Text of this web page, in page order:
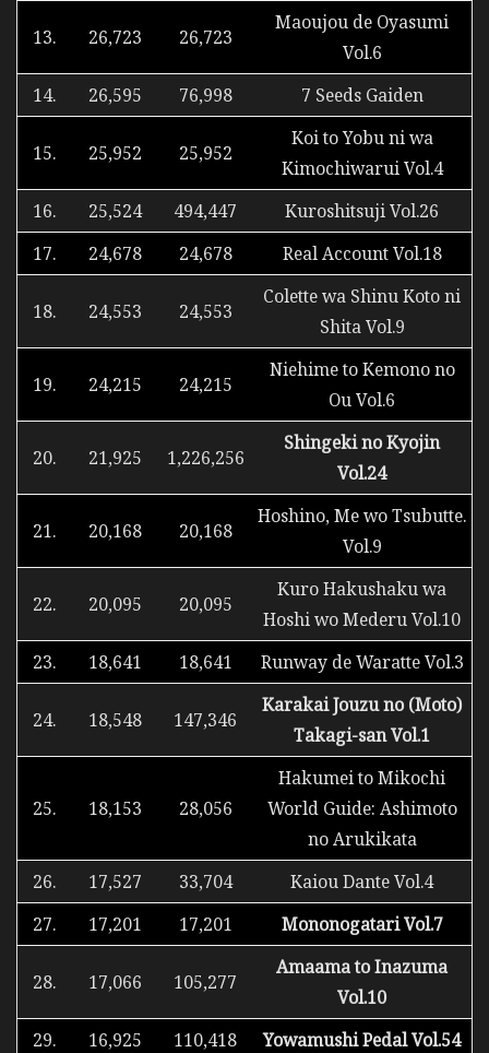
13. 26,723 26,723
Maoujou de Oyasumi
Vol.6
14.
26,595 76,998 7 Seeds Gaiden
15. 25,952 25,952
Koi to Yobu ni wa
Kimochiwarui Vol.4
16.
25,524 494,447
Kuroshitsuji Vol.26
17.
24,678 24,678 Real Account Vol.18
18. 24,553 24,553
Colette wa Shinu Koto ni
Shita Vol.9
19. 24,215 24,215
Niehime to Kemono no
Ou Vol.6
20. 21,925 1,226,256
Shingeki no Kyojin
Vol.24
21. 20,168 20,168
Hoshino, Me wo Tsubutte.
Vol.9
22. 20,095 20,095
Kuro Hakushaku wa
Hoshi wo Mederu Vol.10
23.
18,641 18,641 Runway de Waratte Vol.3
24. 18,548 147,346
Karakai Jouzu no (Moto)
Takagi-san Vol.1
25. 18,153 28,056
Hakumei to Mikochi
World Guide: Ashimoto
no Arukikata
26.
17,527 33,704
Kaiou Dante Vol.4
27.
17,201 17,201 Mononogatari Vol.7
28. 17,066 105,277
Amaama to Inazuma
Vol.10
29.
16,925 110,418
Yowamushi Pedal Vol.54